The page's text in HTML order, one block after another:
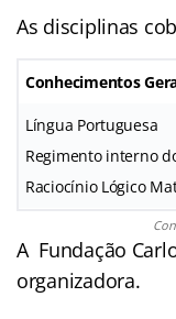
As disciplinas
Conhecimentos
Língua Portuguesa
Regimento interno
Raciocínio Lógico
A Fundação
organizadora.